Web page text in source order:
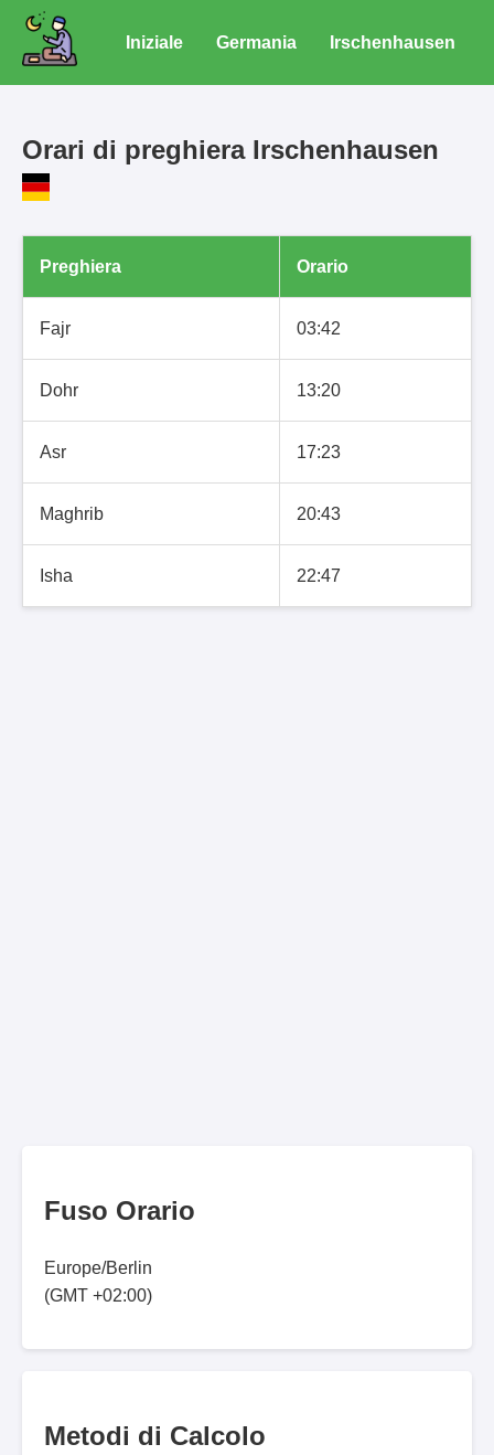
Iniziale Germania Irschenhausen
Orari di preghiera Irschenhausen
Preghiera Orario
Fajr 03:42
Dohr 13:20
Asr 17:23
Maghrib 20:43
Isha 22:47
Fuso Orario
Europe/Berlin
(GMT +02:00)
Metodi di Calcolo